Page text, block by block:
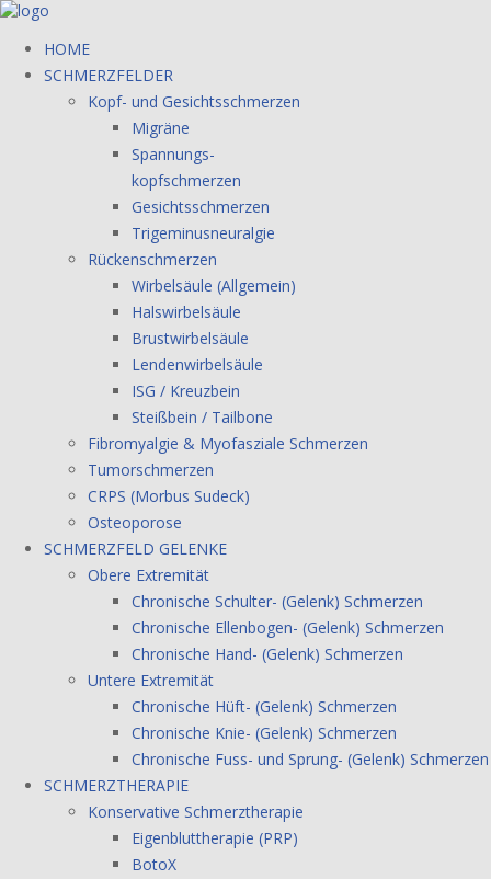
HOME
SCHMERZFELDER
Kopf- und Gesichtsschmerzen
Migräne
Spannungs-
kopfschmerzen
Gesichtsschmerzen
Trigeminusneuralgie
Rückenschmerzen
Wirbelsäule (Allgemein)
Halswirbelsäule
Brustwirbelsäule
Lendenwirbelsäule
ISG / Kreuzbein
Steißbein / Tailbone
Fibromyalgie & Myofasziale Schmerzen
Tumorschmerzen
CRPS (Morbus Sudeck)
Osteoporose
SCHMERZFELD GELENKE
Obere Extremität
Chronische Schulter- (Gelenk) Schmerzen
Chronische Ellenbogen- (Gelenk) Schmerzen
Chronische Hand- (Gelenk) Schmerzen
Untere Extremität
Chronische Hüft- (Gelenk) Schmerzen
Chronische Knie- (Gelenk) Schmerzen
Chronische Fuss- und Sprung- (Gelenk) Schmerzen
SCHMERZTHERAPIE
Konservative Schmerztherapie
Eigenbluttherapie (PRP)
BotoX